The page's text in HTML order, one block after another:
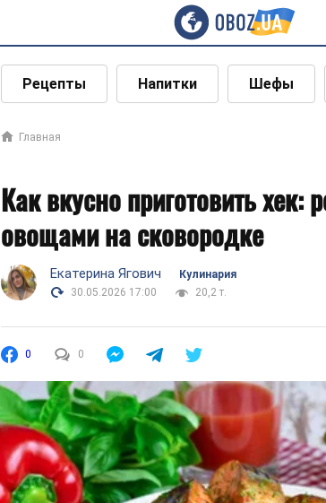
Рецепты Напитки Шефы
Главная
Как вкусно приготовить хек:
овощами на сковородке
Екатерина Ягович
Кулинария
30.05.2026 17:00
20,2 т.
0 0